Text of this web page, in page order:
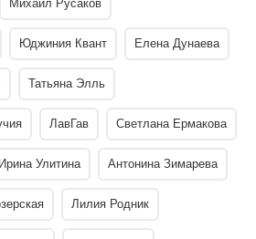
Михаил Русаков
Юджиния Квант Елена Дунаева
Татьяна Элль
ЛавГав Светлана Ермакова
Ирина Улитина Антонина Зимарева
Лилия Родник